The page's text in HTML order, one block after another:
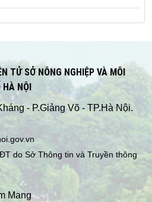
TỬ SỞ NÔNG NGHIỆP VÀ MÔI
NỘI
- P.Giảng Võ - TP.Hà Nội.
do Sở Thông tin và Truyền thông